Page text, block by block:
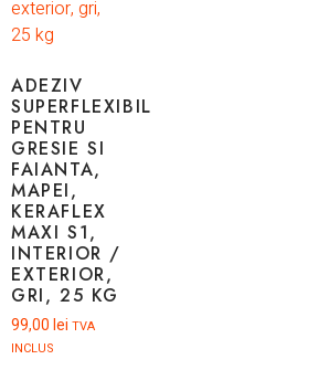
ADEZIV
SUPERFLEXIBIL
PENTRU
GRESIE SI
FAIANTA,
MAPEI,
KERAFLEX
MAXI S1,
INTERIOR /
EXTERIOR,
GRI, 25 KG
99,00 lei TVA
INCLUS